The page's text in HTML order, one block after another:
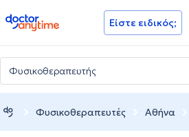
doctoranytime Είστε ειδικός;
Φυσικοθεραπευτές Αθήνα